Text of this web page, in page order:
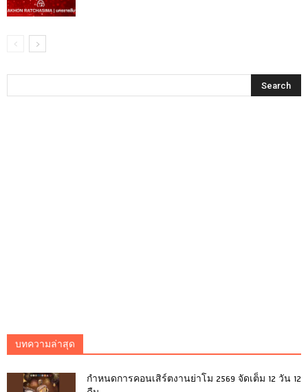
บทความล่าสุด
กำหนดการคอนเสิร์ตงานย่าโม 2569 จัดเต็ม 12 วัน 12